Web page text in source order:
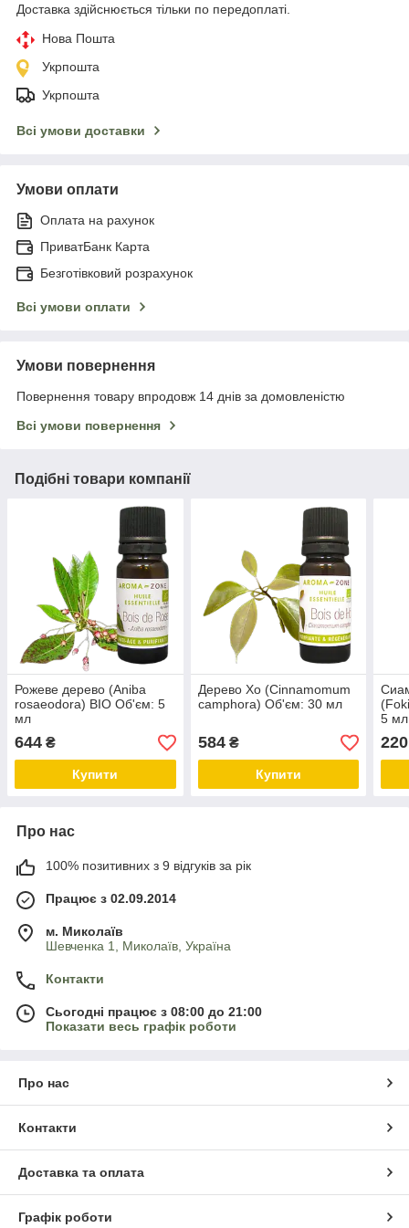
Доставка здійснюється тільки по передоплаті.
Нова Пошта
Укрпошта
Укрпошта
Всі умови доставки
Умови оплати
Оплата на рахунок
ПриватБанк Карта
Безготівковий розрахунок
Всі умови оплати
Умови повернення
Повернення товару впродовж 14 днів за домовленістю
Всі умови повернення
Подібні товари компанії
Рожеве дерево (Aniba
rosaeodora) BIO Об'єм: 5
мл
644 ₴
Купити
Дерево Хо (Cinnamomum
camphora) Об'єм: 30 мл
584₴
Купити
5 мл
220
Про нас
100% позитивних з 9 відгуків за рік
Працює з 02.09.2014
м. Миколаїв
Шевченка 1, Миколаїв, Україна
Контакти
Сьогодні працює з 08:00 до 21:00
Показати весь графік роботи
Про нас
Контакти
Доставка та оплата
Графік роботи